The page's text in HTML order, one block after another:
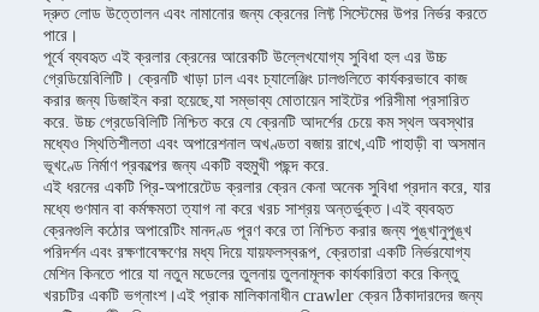
দ্রুত লোড উত্তোলন এবং নামানোর জন্য ক্রেনের লিফ্ট সিস্টেমের উপর নির্ভর করতে
পারে।
পূর্বে ব্যবহৃত এই ক্রলার ক্রেনের আরেকটি উল্লেখযোগ্য সুবিধা হল এর উচ্চ
গ্রেডিয়েবিলিটি। ক্রেনটি খাড়া ঢাল এবং চ্যালেঞ্জিং ঢালগুলিতে কার্যকরভাবে কাজ
করার জন্য ডিজাইন করা হয়েছে,যা সম্ভাব্য মোতায়েন সাইটের পরিসীমা প্রসারিত
করে. উচ্চ গ্রেডেবিলিটি নিশ্চিত করে যে ক্রেনটি আদর্শের চেয়ে কম স্থল অবস্থার
মধ্যেও স্থিতিশীলতা এবং অপারেশনাল অখণ্ডতা বজায় রাখে,এটি পাহাড়ী বা অসমান
ভূখণ্ডে নির্মাণ প্রকল্পের জন্য একটি বহুমুখী পছন্দ করে.
এই ধরনের একটি প্রি-অপারেটেড ক্রলার ক্রেন কেনা অনেক সুবিধা প্রদান করে, যার
মধ্যে গুণমান বা কর্মক্ষমতা ত্যাগ না করে খরচ সাশ্রয় অন্তর্ভুক্ত।এই ব্যবহৃত
ক্রেনগুলি কঠোর অপারেটিং মানদণ্ড পূরণ করে তা নিশ্চিত করার জন্য পুঙ্খানুপুঙ্খ
পরিদর্শন এবং রক্ষণাবেক্ষণের মধ্য দিয়ে যায়ফলস্বরূপ, ক্রেতারা একটি নির্ভরযোগ্য
মেশিন কিনতে পারে যা নতুন মডেলের তুলনায় তুলনামূলক কার্যকারিতা করে কিন্তু
খরচটির একটি ভগ্নাংশ।এই প্রাক মালিকানাধীন crawler ক্রেন ঠিকাদারদের জন্য